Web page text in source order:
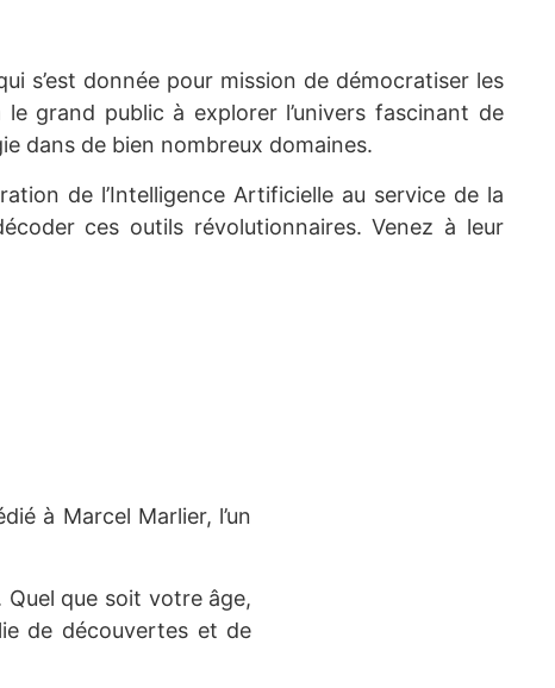
s’est donnée pour mission de démocratiser les
grand public à explorer l’univers fascinant de
dans de bien nombreux domaines.
de l’Intelligence Artificielle au service de la
ces outils révolutionnaires. Venez à leur
à Marcel Marlier, l’un
que soit votre âge,
de découvertes et de